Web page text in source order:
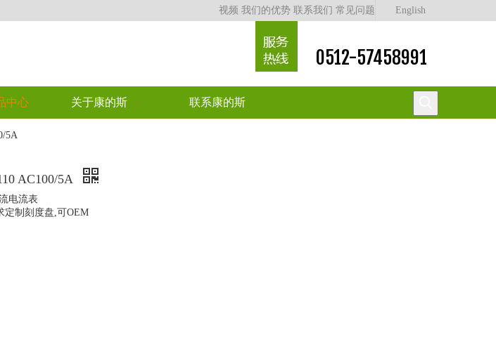
视频 我们的优势 联系我们 常见问题 English
0512-57458991
中心 关于康的斯 联系康的斯
5A
AC100/5A
电流表
定制刻度盘,可OEM